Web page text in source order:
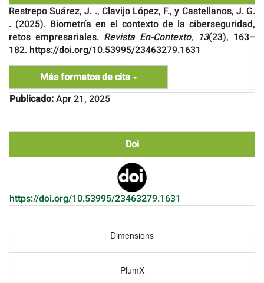
Restrepo Suárez, J. ., Clavijo López, F., y Castellanos, J. G.
. (2025). Biometría en el contexto de la ciberseguridad,
retos empresariales. Revista En-Contexto, 13(23), 163–
182. https://doi.org/10.53995/23463279.1631
Más formatos de cita
Publicado:Apr 21, 2025
Doi
https://doi.org/10.53995/23463279.1631
Dimensions
PlumX